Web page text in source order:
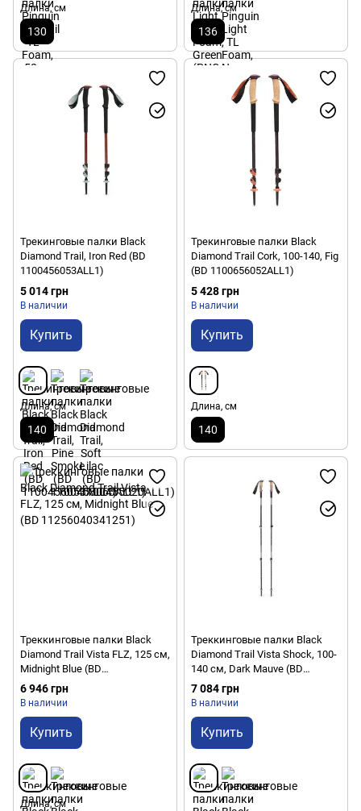
Длина, см
130
Длина, см
136
Трекинговые палки Black
Diamond Trail, Iron Red (BD
1100456053ALL1)
5 014 грн
В наличии
Купить
Длина, см
140
Трекинговые палки Black
Diamond Trail Cork, 100-140, Fig
(BD 1100656052ALL1)
5 428 грн
В наличии
Купить
Длина, см
140
Треккинговые палки Black
Diamond Trail Vista FLZ, 125 см,
Midnight Blue (BD
11256040341251)
6 946 грн
В наличии
Купить
Длина, см
Треккинговые палки Black
Diamond Trail Vista Shock, 100-
140 см, Dark Mauve (BD
1125616048ALL1)
7 084 грн
В наличии
Купить